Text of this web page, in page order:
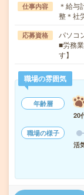
仕事内容
＊給与
整＊社
応募資格
パソコ
■労務
す】
職場の雰囲気
年齢層
20
職場の様子
活